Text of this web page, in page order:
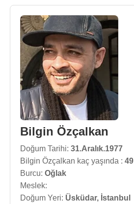
Bilgin Özçalkan
Doğum Tarihi: 31.Aralık.1977
Bilgin Özçalkan kaç yaşında : 49
Burcu: Oğlak
Meslek:
Doğum Yeri: Üsküdar, İstanbul